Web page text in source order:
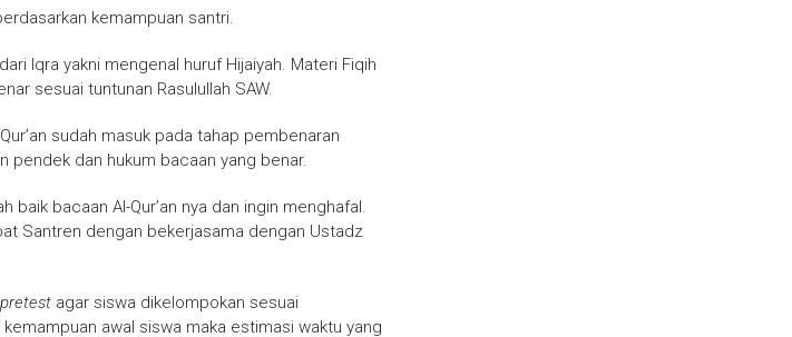
kemampuan santri.
Iqra yakni mengenal huruf Hijaiyah. Materi Fiqih
sesuai tuntunan Rasulullah SAW.
sudah masuk pada tahap pembenaran
pendek dan hukum bacaan yang benar.
baik bacaan Al-Qur’an nya dan ingin menghafal.
Santren dengan bekerjasama dengan Ustadz
pretestagar siswa dikelompokan sesuai
awal siswa maka estimasi waktu yang